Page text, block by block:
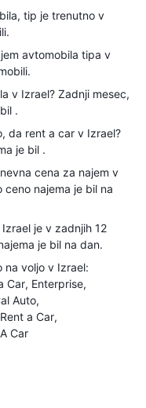
tip je trenutno v
avtomobila tipa v
v Izrael? Zadnji mesec,
.
da rent a car v Izrael?
je bil .
cena za najem v
ceno najema je bil na
je v zadnjih 12
je bil na dan.
na voljo v Izrael:
Car Enterprise
Auto
a Car
Car